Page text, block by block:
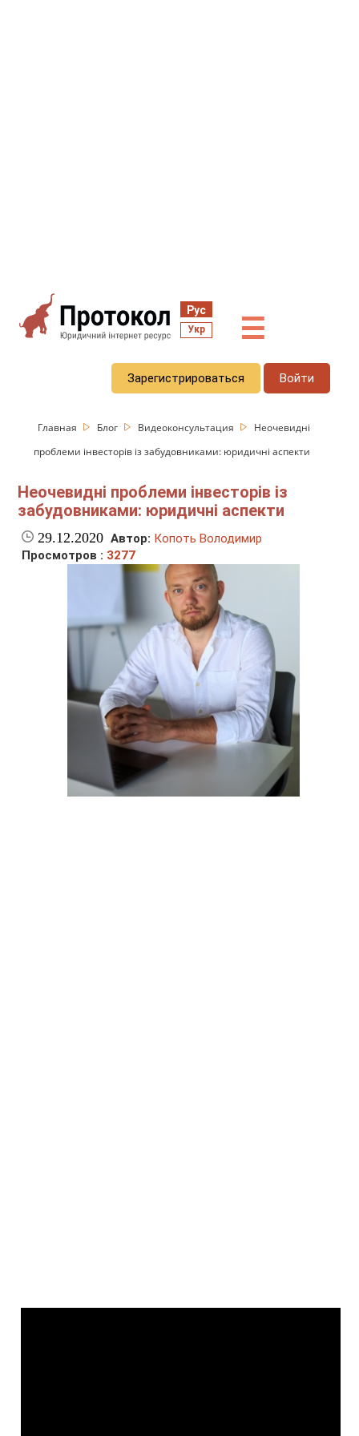
Рус
Укр ☰
Зарегистрироваться Войти
Главная Блог Видеоконсультация
Неочевидні
проблеми інвесторів із забудовниками: юридичні аспекти
Неочевидні проблеми інвесторів із
забудовниками: юридичні аспекти
29.12.2020 Автор: Копоть Володимир
Просмотров : 3277